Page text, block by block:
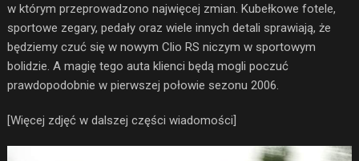
w którym przeprowadzono najwięcej zmian. Kubełkowe fotele,
sportowe zegary, pedały oraz wiele innych detali sprawiają, że
będziemy czuć się w nowym Clio RS niczym w sportowym
bolidzie. A magię tego auta klienci będą mogli poczuć
prawdopodobnie w pierwszej połowie sezonu 2006.
[Więcej zdjęć w dalszej części wiadomości]